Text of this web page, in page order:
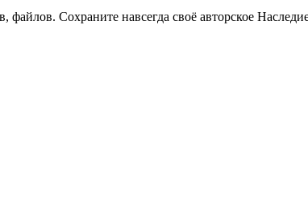
Сохраните навсегда своё авторское